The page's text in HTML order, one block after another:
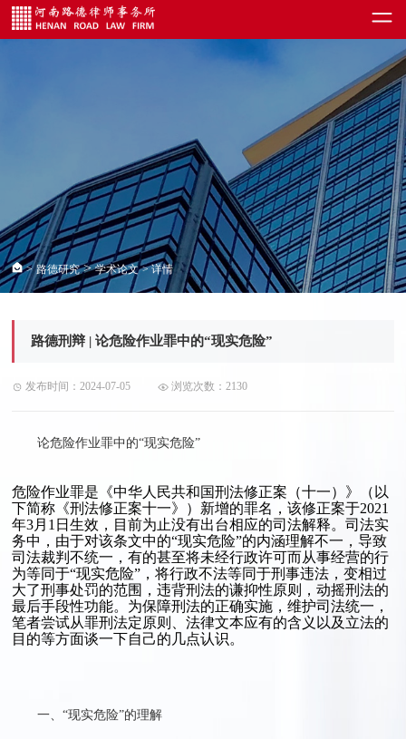
> 路德研究>学术论文 > 详情
路德刑辩 | 论危险作业罪中的“现实危险”
发布时间：2024-07-05 浏览次数：2130
论危险作业罪中的“现实危险”
危险作业罪是《中华人民共和国刑法修正案（十一）》（以
下简称《刑法修正案十一》）新增的罪名，该修正案于2021
年3月1日生效，目前为止没有出台相应的司法解释。司法实
务中，由于对该条文中的“现实危险”的内涵理解不一，导致
司法裁判不统一，有的甚至将未经行政许可而从事经营的行
为等同于“现实危险”，将行政不法等同于刑事违法，变相过
大了刑事处罚的范围，违背刑法的谦抑性原则，动摇刑法的
最后手段性功能。为保障刑法的正确实施，维护司法统一，
笔者尝试从罪刑法定原则、法律文本应有的含义以及立法的
目的等方面谈一下自己的几点认识。
一、“现实危险”的理解